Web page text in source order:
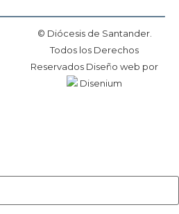
© Diócesis de Santander.
Todos los Derechos
Reservados Diseño web por
Disenium